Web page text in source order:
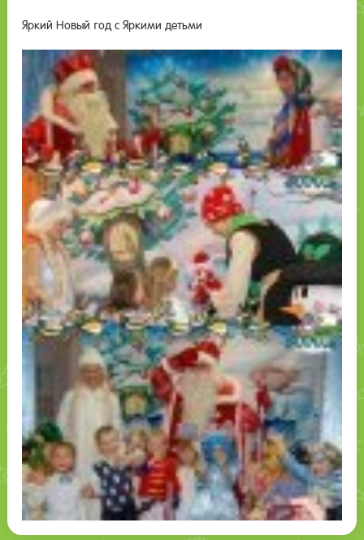
Яркий Новый год с Яркими детьми